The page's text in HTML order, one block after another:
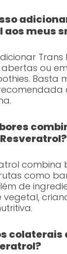
aos meus
Trans
ou
Basta
combina
como
de
vegetal,
colaterais